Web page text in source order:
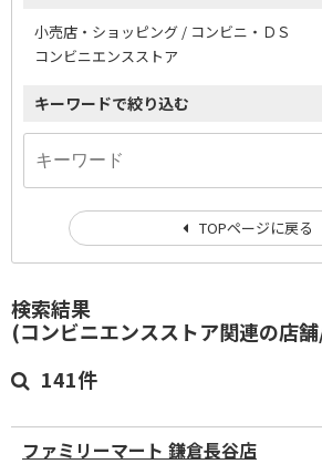
検索結果
(コンビニエンスストア関連の店舗
141件
ファミリーマート 鎌倉長谷店
小売店・ショッピング / コンビニ・ＤＳ
コンビニエンスストア
キーワードで絞り込む
TOPページに戻る